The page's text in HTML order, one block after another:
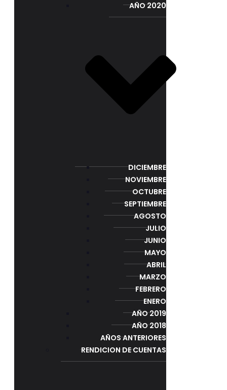
AÑO 2020
DICIEMBRE
NOVIEMBRE
OCTUBRE
SEPTIEMBRE
AGOSTO
JULIO
JUNIO
MAYO
ABRIL
MARZO
FEBRERO
ENERO
AÑO 2019
AÑO 2018
AÑOS ANTERIORES
RENDICION DE CUENTAS